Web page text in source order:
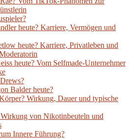
heute? Karriere, Vermögen und
heute? Karriere, Privatleben und
heute? Vom Selfmade-Unternehmer
Balder heute?
Wirkung, Dauer und typische
Wirkung von Nikotinbeuteln und
Innere Führung?